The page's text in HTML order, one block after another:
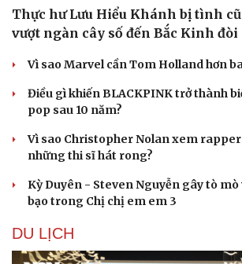
Tư vấn
Săn Tour
check-in
Câu
Đọc
Hạt giống
Thực hư Lưu Hiểu Khánh bị tình
vượt ngàn cây số đến Bắc Kinh đòi
Vì sao Marvel cần Tom Holland hơn
Điều gì khiến BLACKPINK trở thành
pop sau 10 năm?
Vì sao Christopher Nolan xem rapper
những thi sĩ hát rong?
Kỳ Duyên - Steven Nguyễn gây tò mò
bạo trong Chị chị em em 3
DU LỊCH